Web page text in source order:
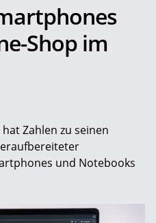
Shop im
Zahlen zu seinen
und Notebooks